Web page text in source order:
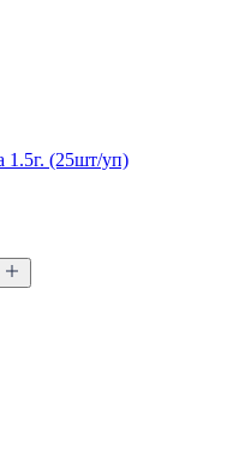
1.5г. (25шт/уп)